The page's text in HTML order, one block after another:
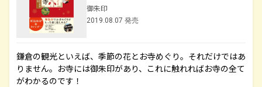
御朱印
2019.08.07 発売
鎌倉の観光といえば、季節の花とお寺めぐり。それだけではあ
りません。お寺には御朱印があり、これに触れればお寺の全て
がわかるのです！